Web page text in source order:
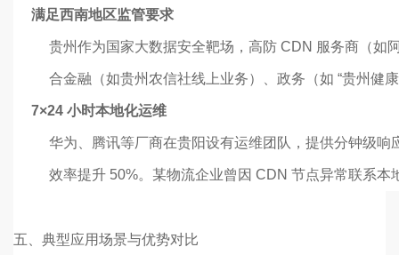
满足西南地区监管要求
贵州作为国家大数据安全靶场，高防 CDN 服务商（如
合金融（如贵州农信社线上业务）、政务（如 “贵州健
7×24 小时本地化运维
华为、腾讯等厂商在贵阳设有运维团队，提供分钟级
效率提升 50%。某物流企业曾因 CDN 节点异常联系
五、 典型应用场景与优势对比